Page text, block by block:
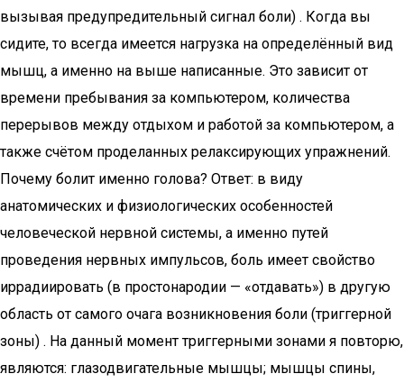
вызывая предупредительный сигнал боли) . Когда вы
сидите, то всегда имеется нагрузка на определённый вид
мышц, а именно на выше написанные. Это зависит от
времени пребывания за компьютером, количества
перерывов между отдыхом и работой за компьютером, а
также счётом проделанных релаксирующих упражнений.
Почему болит именно голова? Ответ: в виду
анатомических и физиологических особенностей
человеческой нервной системы, а именно путей
проведения нервных импульсов, боль имеет свойство
иррадиировать (в простонародии — «отдавать») в другую
область от самого очага возникновения боли (триггерной
зоны) . На данный момент триггерными зонами я повторю,
являются: глазодвигательные мышцы; мышцы спины,